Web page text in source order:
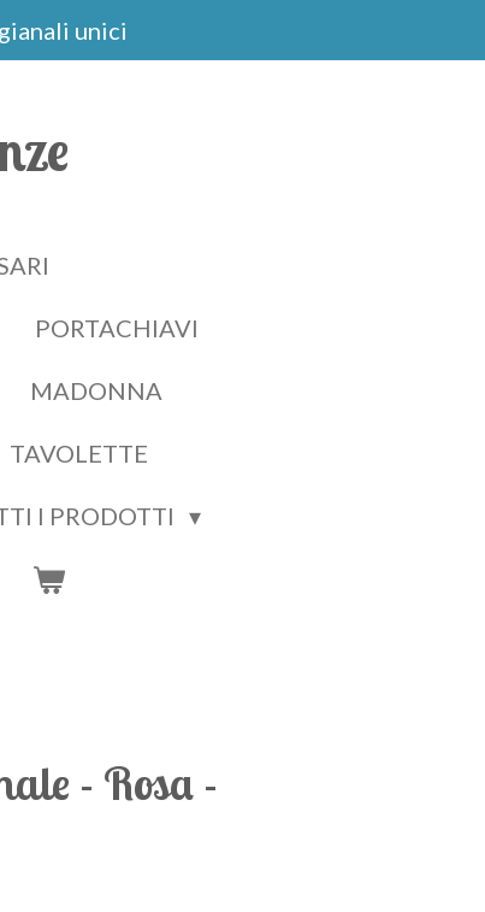
unici
PORTACHIAVI
MADONNA
TAVOLETTE
I PRODOTTI
- Rosa -